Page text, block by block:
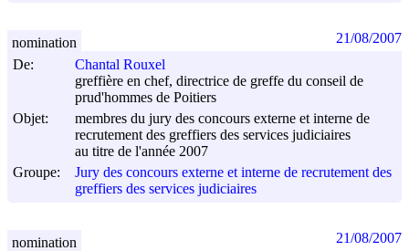
De:
Chantal Rouxel
greffière en chef, directrice de greffe du conseil de
prud'hommes de Poitiers
Objet:
membres du jury des concours externe et interne de
recrutement des greffiers des services judiciaires
au titre de l'année 2007
Groupe:
Jury des concours externe et interne de recrutement des
greffiers des services judiciaires
nomination 21/08/2007
nomination 21/08/2007